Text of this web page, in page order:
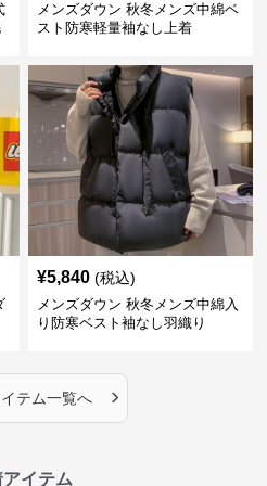
メンズダウン 秋冬メンズ中綿ベ
スト防寒軽量袖なし上着
¥5,840 (税込)
メンズダウン 秋冬メンズ中綿入
り防寒ベスト袖なし羽織り
テム一覧へ ›
イテム